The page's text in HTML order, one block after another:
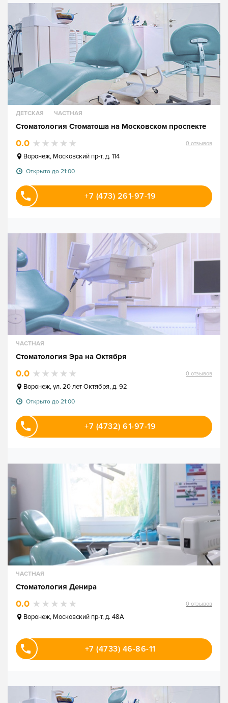
ДЕТСКАЯ ЧАСТНАЯ
Стоматология Стоматоша на Московском проспекте
0.0 0 отзывов
Воронеж, Московский пр-т, д. 114
Открыто до 21:00
+7 (473) 261-97-19
ЧАСТНАЯ
Стоматология Эра на Октября
0.0 0 отзывов
Воронеж,ул. 20 лет Октября, д. 92
Открыто до 21:00
+7 (4732) 61-97-19
ЧАСТНАЯ
Стоматология Денира
0.0 0 отзывов
Воронеж, Московский пр-т, д. 48А
+7 (4733) 46-86-11